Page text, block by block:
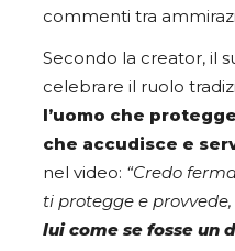
commenti tra
Secondo la creator, il
celebrare il ruolo
l’uomo che
che accudisce e
nel video: “Credo
ti protegge e provvede,
lui come se fosse un